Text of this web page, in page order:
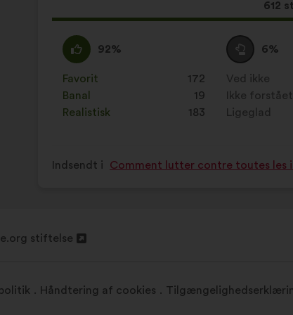
612
Enig
:
92%
Dette
forslag
er
kvalificeret
som:
Favorit
: 172
gang
Banal
: 19
gang
Realistisk
: 183
gang
Neutral
:
6%
Dette
forslag
er
kvalificeret
som:
Ved ikke
:gang
Ikke forstået
gang
Ligeglad
gang
Indsendt i Comment lutter contre toutes les
stiftelse
Håndtering af cookies